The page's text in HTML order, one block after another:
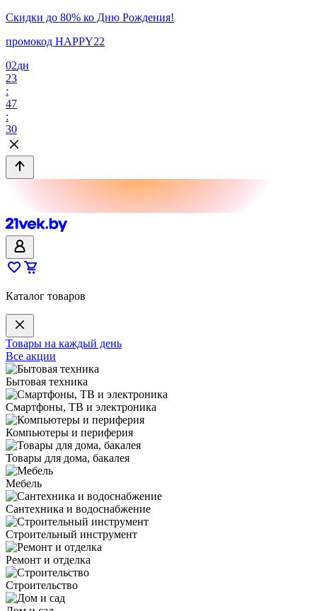
Скидки до 80% ко Дню Рождения!
промокод HAPPY22
02дн
23
:
47
:
30
Каталог товаров
Товары на каждый день
Все акции
Бытовая техника
Смартфоны, ТВ и электроника
Компьютеры и периферия
Товары для дома, бакалея
Мебель
Сантехника и водоснабжение
Строительный инструмент
Ремонт и отделка
Строительство